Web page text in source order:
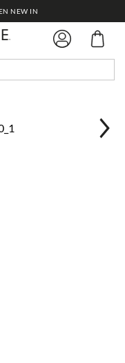
NEW IN